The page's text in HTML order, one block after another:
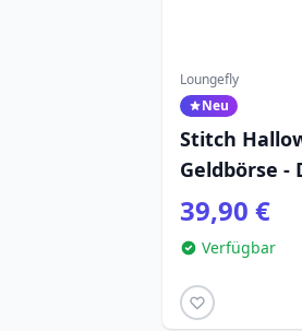
Loungefly
Neu
Stitch
Geldbörse -
39,90 €
Verfügbar